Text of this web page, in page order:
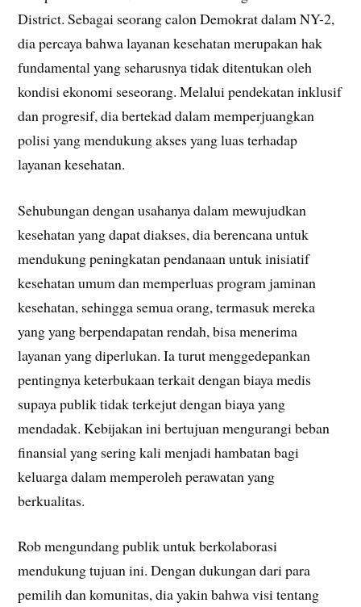
District. Sebagai seorang calon Demokrat dalam NY-2,
dia percaya bahwa layanan kesehatan merupakan hak
fundamental yang seharusnya tidak ditentukan oleh
kondisi ekonomi seseorang. Melalui pendekatan inklusif
dan progresif, dia bertekad dalam memperjuangkan
polisi yang mendukung akses yang luas terhadap
layanan kesehatan.
Sehubungan dengan usahanya dalam mewujudkan
kesehatan yang dapat diakses, dia berencana untuk
mendukung peningkatan pendanaan untuk inisiatif
kesehatan umum dan memperluas program jaminan
kesehatan, sehingga semua orang, termasuk mereka
yang yang berpendapatan rendah, bisa menerima
layanan yang diperlukan. Ia turut menggedepankan
pentingnya keterbukaan terkait dengan biaya medis
supaya publik tidak terkejut dengan biaya yang
mendadak. Kebijakan ini bertujuan mengurangi beban
finansial yang sering kali menjadi hambatan bagi
keluarga dalam memperoleh perawatan yang
berkualitas.
Rob mengundang publik untuk berkolaborasi
mendukung tujuan ini. Dengan dukungan dari para
pemilih dan komunitas, dia yakin bahwa visi tentang